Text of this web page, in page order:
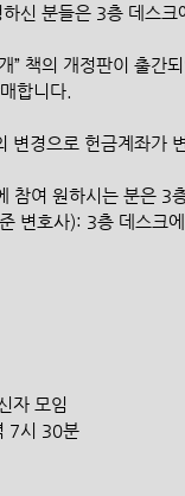
신 분들은 3층 데스크
” 책의 개정판이 출간
매합니다.
변경으로 헌금계좌가
참여 원하시는 분은 3
변호사): 3층 데스크
자 모임
7시 30분